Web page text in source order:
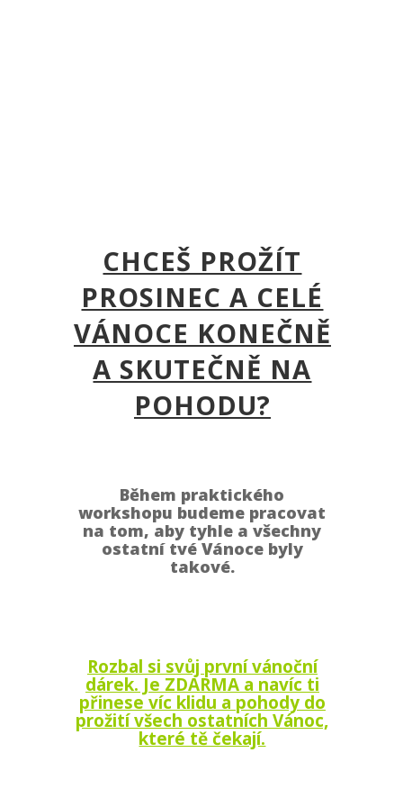
CHCEŠ PROŽÍT
PROSINEC A CELÉ
VÁNOCE KONEČNĚ
A SKUTEČNĚ NA
POHODU?
Během praktického
workshopu budeme pracovat
na tom, aby tyhle a všechny
ostatní tvé Vánoce byly
takové.
Rozbal si svůj první vánoční
dárek. Je ZDARMA a navíc ti
přinese víc klidu a pohody do
prožití všech ostatních Vánoc,
které tě čekají.